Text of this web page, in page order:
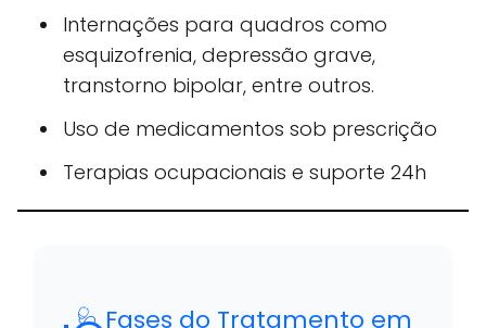
Internações para quadros como
esquizofrenia, depressão grave,
transtorno bipolar, entre outros.
Uso de medicamentos sob prescrição
Terapias ocupacionais e suporte 24h
🩺 Fases do Tratamento em